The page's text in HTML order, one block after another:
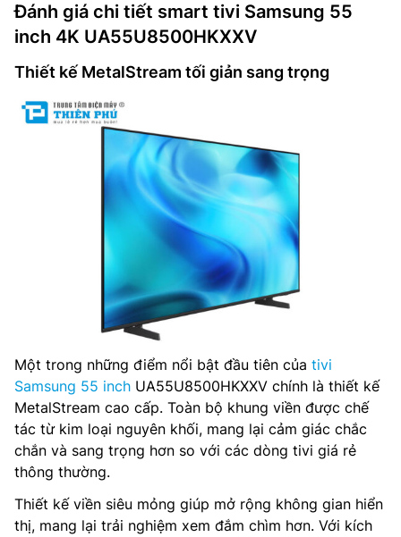
Đánh giá chi tiết smart tivi Samsung 55
inch 4K UA55U8500HKXXV
Thiết kế MetalStream tối giản sang trọng
Một trong những điểm nổi bật đầu tiên của tivi
Samsung 55 inch UA55U8500HKXXV chính là thiết kế
MetalStream cao cấp. Toàn bộ khung viền được chế
tác từ kim loại nguyên khối, mang lại cảm giác chắc
chắn và sang trọng hơn so với các dòng tivi giá rẻ
thông thường.
Thiết kế viền siêu mỏng giúp mở rộng không gian hiển
thị, mang lại trải nghiệm xem đắm chìm hơn. Với kích